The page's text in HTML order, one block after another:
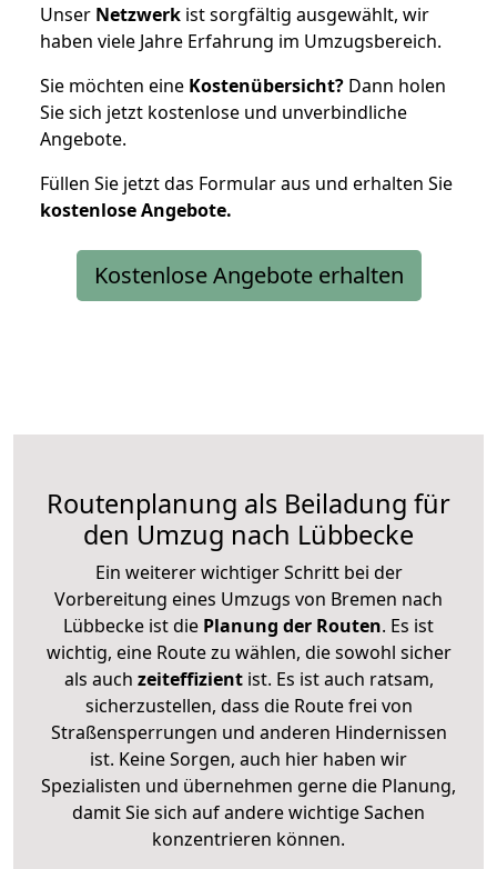
Unser Netzwerk ist sorgfältig ausgewählt, wir
haben viele Jahre Erfahrung im Umzugsbereich.
Sie möchten eine Kostenübersicht? Dann holen
Sie sich jetzt kostenlose und unverbindliche
Angebote.
Füllen Sie jetzt das Formular aus und erhalten Sie
kostenloseAngebote.
Kostenlose Angebote erhalten
Routenplanung als Beiladung für
den Umzug nach Lübbecke
Ein weiterer wichtiger Schritt bei der
Vorbereitung eines Umzugs von Bremen nach
Lübbecke ist die Planung der Routen. Es ist
wichtig, eine Route zu wählen, die sowohl sicher
als auch zeiteffizientist. Es ist auch ratsam,
sicherzustellen, dass die Route frei von
Straßensperrungen und anderen Hindernissen
ist. Keine Sorgen, auch hier haben wir
Spezialisten und übernehmen gerne die Planung,
damit Sie sich auf andere wichtige Sachen
konzentrieren können.